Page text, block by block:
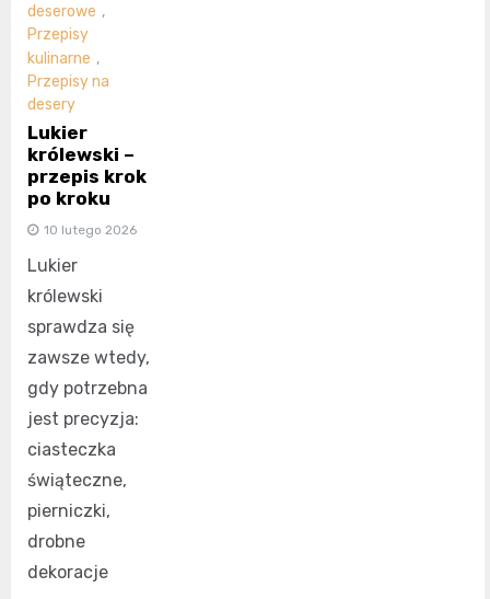
deserowe ,
Przepisy
kulinarne ,
Przepisy na
desery
Lukier
królewski –
przepis krok
po kroku
10 lutego 2026
Lukier
królewski
sprawdza się
zawsze wtedy,
gdy potrzebna
jest precyzja:
ciasteczka
świąteczne,
pierniczki,
drobne
dekoracje